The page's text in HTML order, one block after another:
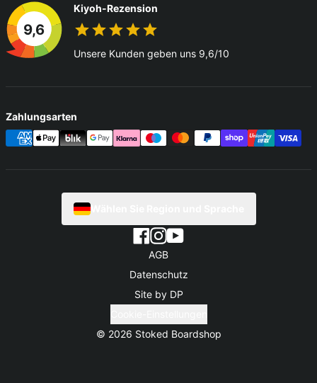
9,6
Kiyoh-Rezension
Unsere Kunden geben uns 9,6/10
Zahlungsarten
Wählen Sie Region und Sprache
AGB
Datenschutz
Site by DP
© 2026 Stoked Boardshop